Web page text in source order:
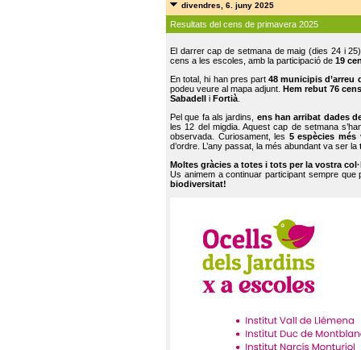
divendres, 6. juny 2025
Resultats del cens de primavera 2025
El darrer cap de setmana de maig (dies 24 i
cens a les escoles, amb la participació de 19
En total, hi han pres part48 municipis d’arreu
podeu veure al mapa adjunt. Hem rebut 76
Sabadell
i Fortià.
Pel que fa als jardins, ens han arribat dades
les 12 del migdia. Aquest cap de setmana
observada. Curiosament, les 5 espècies més
d’ordre. L’any passat, la més abundant va ser la
Moltes gràcies a totes i tots per la vostra
Us animem a continuar participant sempre que
biodiversitat!